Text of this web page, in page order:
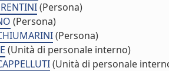
(Persona)
(Persona)
(Persona)
(Unità di personale interno)
(Unità di personale